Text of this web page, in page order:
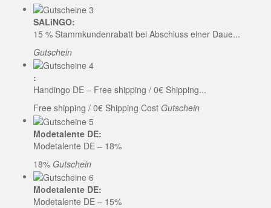
SALiNGO:
15 % Stammkundenrabatt bei Abschluss einer Daue...
Gutschein
:
Handingo DE – Free shipping / 0€ Shipping...
Free shipping / 0€ Shipping Cost Gutschein
Modetalente DE:
Modetalente DE – 18%
18% Gutschein
Modetalente DE:
Modetalente DE – 15%